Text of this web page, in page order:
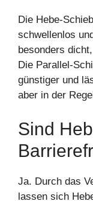
Die Hebe-
schwellenlos
besonders
Die Parallel-
günstiger und
aber in der
Sind
Ja. Durch das
lassen sich